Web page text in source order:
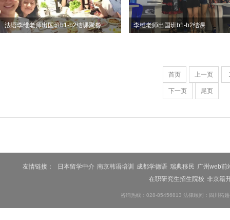
法语李维老师出国班b1-b2结课聚餐 李维老师出国班b1-b2结课
首页 上一页
下一页 尾页
友情链接： 日本留学中介 南京韩语培训 成都学德语 瑞典移民 广州web前
在职研究生招生院校 非京籍
咨询热线：028-85456813 法律顾问：四川拓